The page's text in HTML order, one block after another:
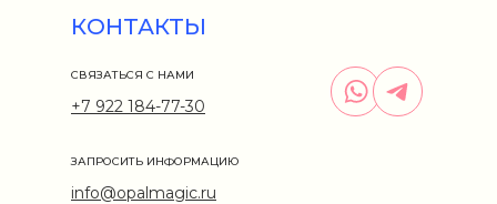
КОНТАКТЫ
info@opalmagic.ru
+7 922 184-77-30
СВЯЗАТЬСЯ С НАМИ
ЗАПРОСИТЬ ИНФОРМАЦИЮ